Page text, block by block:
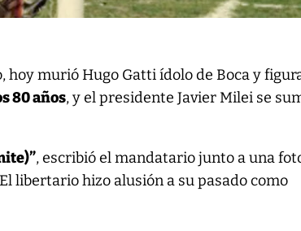
hoy murió Hugo Gatti ídolo de Boca y
80 años, y el presidente Javier Milei se
, escribió el mandatario junto a una
libertario hizo alusión a su pasado como